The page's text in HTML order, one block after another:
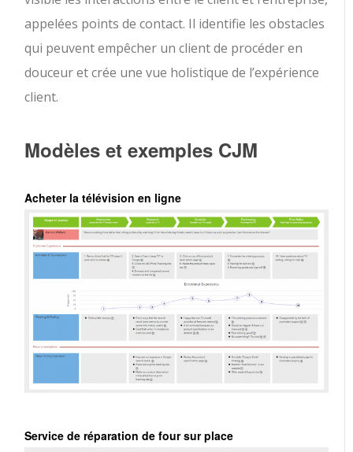
appelées points de contact. Il identifie les obstacles
qui peuvent empêcher un client de procéder en
douceur et crée une vue holistique de l’expérience
client.
Modèles et exemples CJM
Acheter la télévision en ligne
Service de réparation de four sur place